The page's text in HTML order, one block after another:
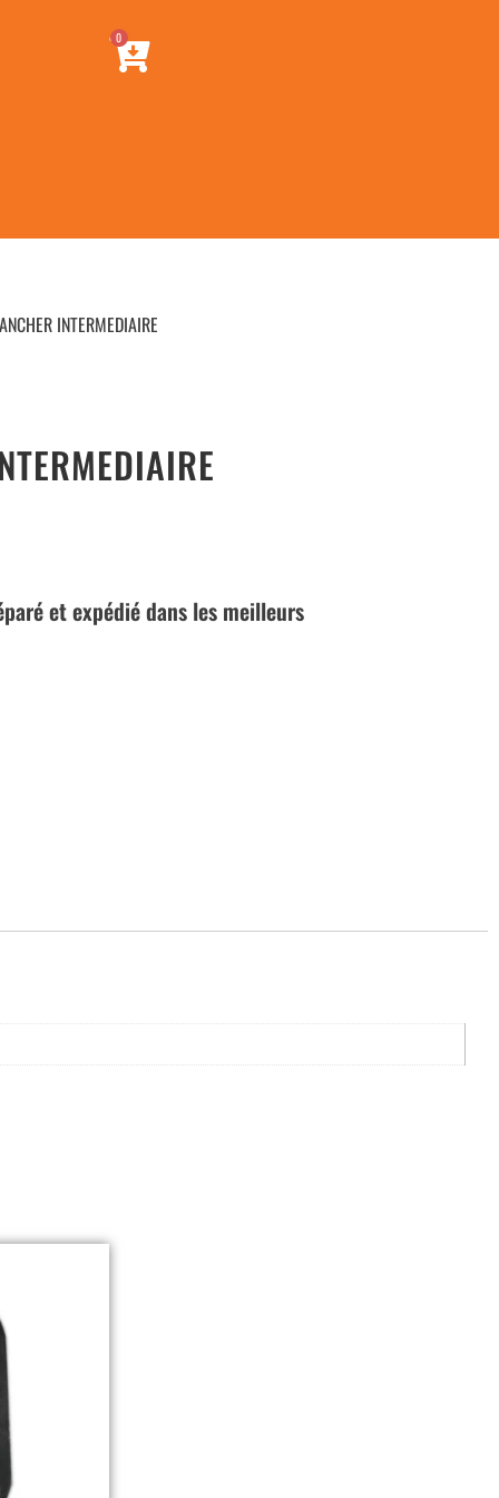
0
INTERMEDIAIRE
et expédié dans les meilleurs